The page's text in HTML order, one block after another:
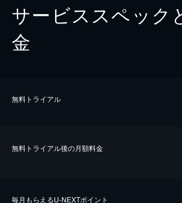
サービススペック
金
無料トライアル
無料トライアル後の⽉額料金
毎⽉もらえるU-NEXTポイント